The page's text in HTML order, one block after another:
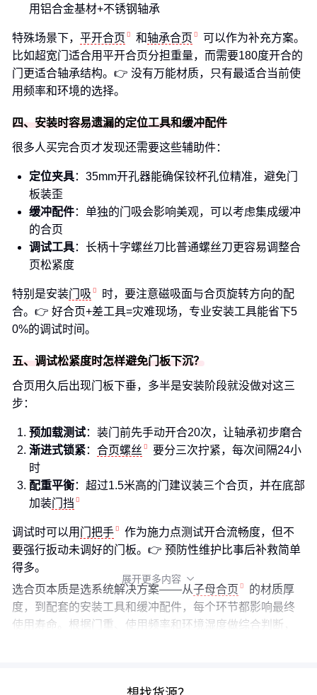
用铝合金基材+不锈钢轴承
特殊场景下， 平开合页 和轴承合页
可以作为补充方案。
比如超宽门适合用平开合页分担重量，而需要180度开合的
门更适合轴承结构。👉 没有万能材质，只有最适合当前使
用频率和环境的选择。
四、安装时容易遗漏的定位工具和缓冲配件
很多人买完合页才发现还需要这些辅助件：
定位夹具：35mm开孔器能确保铰杯孔位精准，避免门
板装歪
缓冲配件：单独的门吸会影响美观，可以考虑集成缓冲
的合页
调试工具：长柄十字螺丝刀比普通螺丝刀更容易调整合
页松紧度
特别是安装门吸
时，要注意磁吸面与合页旋转方向的配
合。👉 好合页+差工具=灾难现场，专业安装工具能省下5
0%的调试时间。
五、调试松紧度时怎样避免门板下沉？
合页用久后出现门板下垂，多半是安装阶段就没做对这三
步：
预加载测试：装门前先手动开合20次，让轴承初步磨合
渐进式锁紧： 合页螺丝
要分三次拧紧，每次间隔24小
时
配重平衡：超过1.5米高的门建议装三个合页，并在底部
加装门挡
调试时可以用 门把手
作为施力点测试开合流畅度，但不
要强行扳动未调好的门板。👉 预防性维护比事后补救简单
得多。
选合页本质是选系统解决方案——从子母合页
的材质厚
度，到配套的安装工具和缓冲配件，每个环节都影响最终
使用寿命。根据门重、使用频率和环境湿度做综合判断，
展开更多内容 